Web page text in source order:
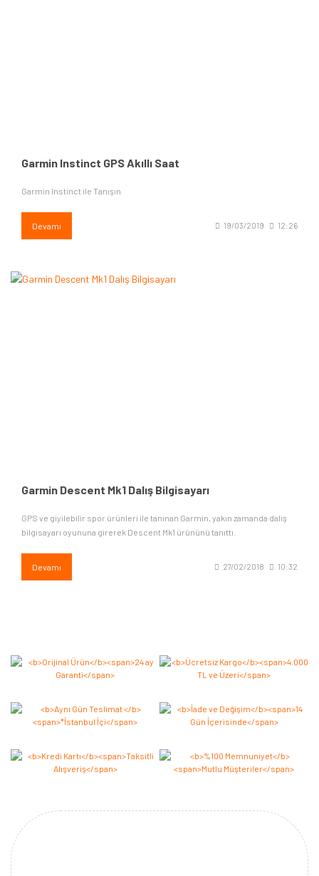
Garmin Instinct GPS Akıllı Saat
Garmin Instinct ile Tanışın
Devamı 19/03/2019 12:26
Garmin Descent Mk1 Dalış Bilgisayarı
GPS ve giyilebilir spor ürünleri ile tanınan Garmin, yakın zamanda dalış
bilgisayarı oyununa girerek Descent Mk1 ürününü tanıttı.
Devamı 27/02/2018 10:32